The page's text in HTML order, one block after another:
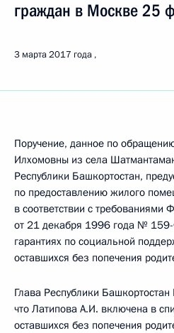
граждан в Москве 25
3 марта 2017 года
Поручение, данное по
Илхомовны из села
Республики Башкортостан,
по предоставлению жилого
в соответствии с требованиями
от 21 декабря 1996 года №
гарантиях по социальной
оставшихся без попечения
Глава Республики
что Латипова А.И. включена в
оставшихся без попечения